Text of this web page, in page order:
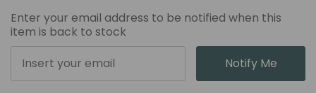
Enter your email address to be notified when this
item is back to stock
Notify Me